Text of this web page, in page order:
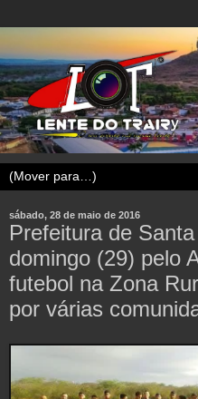
sábado, 28 de maio de 2016
Prefeitura de
domingo (29) pelo
futebol na Zona
por várias